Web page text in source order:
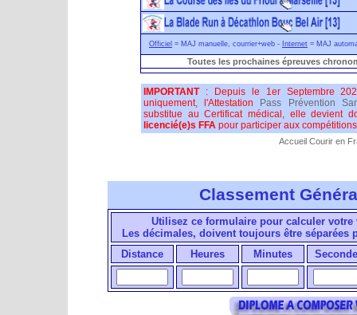
Officiel = MAJ manuelle, courrier+web - Internet = MAJ
Toutes les prochaines épreuves
IMPORTANT: Depuis le 1er Septembre
uniquement, l'Attestation
Pass Prévention
substitue au Certificat médical, elle devient
licencié(e)s FFA pour participer aux
Accueil Courir en
Classement
Utilisez ce formulaire pour calculer votre
Les décimales, doivent toujours être séparées
Distance
Heures Minutes